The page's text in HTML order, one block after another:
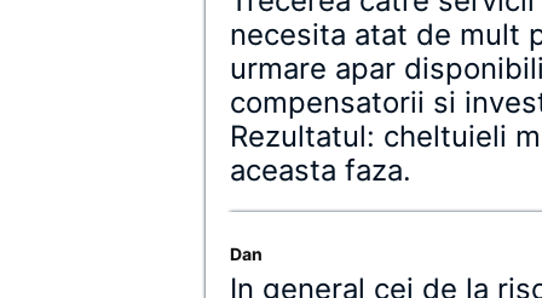
necesita atat de mult
urmare apar
compensatorii si
Rezultatul: cheltuieli
aceasta faza.
Dan
In general cei de la